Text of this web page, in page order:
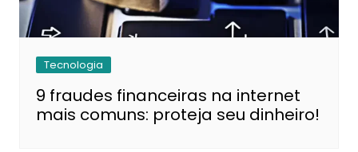
Tecnologia
9 fraudes financeiras na internet
mais comuns: proteja seu dinheiro!